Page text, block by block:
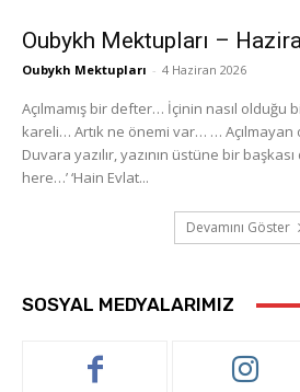
Oubykh Mektupları –
Oubykh Mektupları - 4 Haziran 2026
Açılmamış bir defter… İçinin nasıl olduğu
kareli… Artık ne önemi var… …
Duvara yazılır, yazının üstüne bir
here…’ ‘Hain Evlat...
Devamını Göster
SOSYAL MEDYALARIMIZ